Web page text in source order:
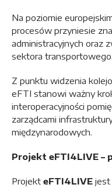
Na poziomie
procesów przyniesie
administracyjnych oraz
sektora transportowego.
Z punktu widzenia
eFTI stanowi ważny
interoperacyjności
zarządcami
międzynarodowych.
Projekt eFTI4LIVE –
Projekt eFTI4LIVE jest